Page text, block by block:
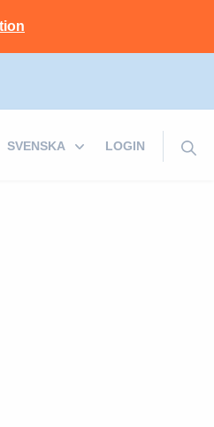
LOGIN